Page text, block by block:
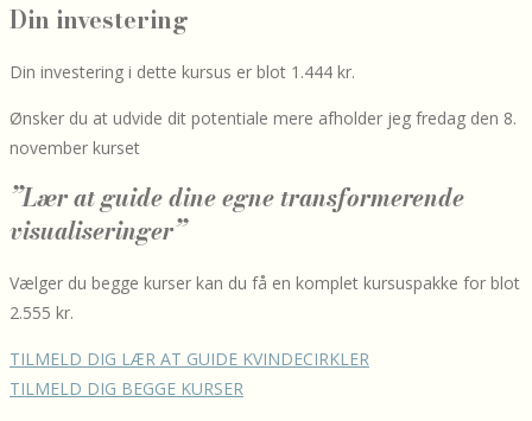
Din investering
Din investering i dette kursus er blot 1.444 kr.
Ønsker du at udvide dit potentiale mere afholder jeg fredag den 8.
november kurset
”Lær at guide dine egne transformerende
visualiseringer”
Vælger du begge kurser kan du få en komplet kursuspakke for blot
2.555 kr.
TILMELD DIG LÆR AT GUIDE KVINDECIRKLER
TILMELD DIG BEGGE KURSER